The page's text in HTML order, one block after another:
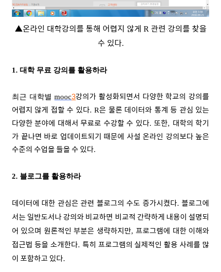
▲온라인 대학강의를 통해 어렵지 않게 R 관련 강의를 찾을
수 있다.
1. 대학 무료 강의를 활용하라
최근 대학별mooc3강의가 활성화되면서 다양한 학교의 강의를
어렵지 않게 접할 수 있다. R은 물론 데이터와 통계 등 관심 있는
다양한 분야에 대해서 무료로 수강할 수 있다.또한, 대학의 학기
가 끝나면 바로 업데이트되기 때문에 사설 온라인 강의보다 높은
수준의 수업을 들을 수 있다.
2. 블로그를 활용하라
데이터에 대한 관심은 관련 블로그의 수도 증가시켰다.블로그에
서는 일반도서나 강의와 비교하면 비교적 간략하게 내용이 설명되
어 있으며 원론적인 부분은 생략하지만,프로그램에 대한 이해와
접근법 등을 소개한다. 특히 프로그램의 실제적인 활용 사례를 많
이 포함하고 있다.